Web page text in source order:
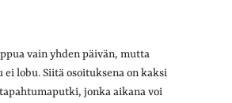
vain yhden päivän, mutta
lobu. Siitä osoituksena on kaksi
jonka aikana voi